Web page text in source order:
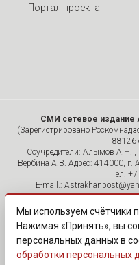
Портал проекта
СМИ сетевое издание
(Зарегистрировано
88126
Соучредители: Алымов А.Н.
Вербина А.В. Адрес: 414000, г.
Тел.
E-mail.:
размещенных на
допускается исключительно
активной гиперссылки на
читателей сайта размещаются
Редакция оставляет за
отредактировать, если
«САЙТ
Мы используем счётчики
Нажимая «Принять», вы
персональных данных в
обработки персональных